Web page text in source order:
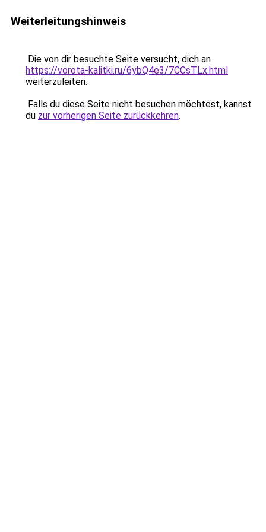
Weiterleitungshinweis
Die von dir besuchte Seite versucht, dich an
https://vorota-kalitki.ru/6ybQ4e3/7CCsTLx.html
weiterzuleiten.
Falls du diese Seite nicht besuchen möchtest, kannst
du zur vorherigen Seite zurückkehren.